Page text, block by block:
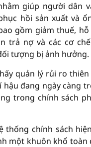
giúp người dân
hồi sản xuất và
gồm giảm thuế,
trả nợ và các cơ
tượng bị ảnh hưởng.
quản lý rủi ro
hậu đang ngày càng
trong chính sách
thống chính sách
một khuôn khổ toàn